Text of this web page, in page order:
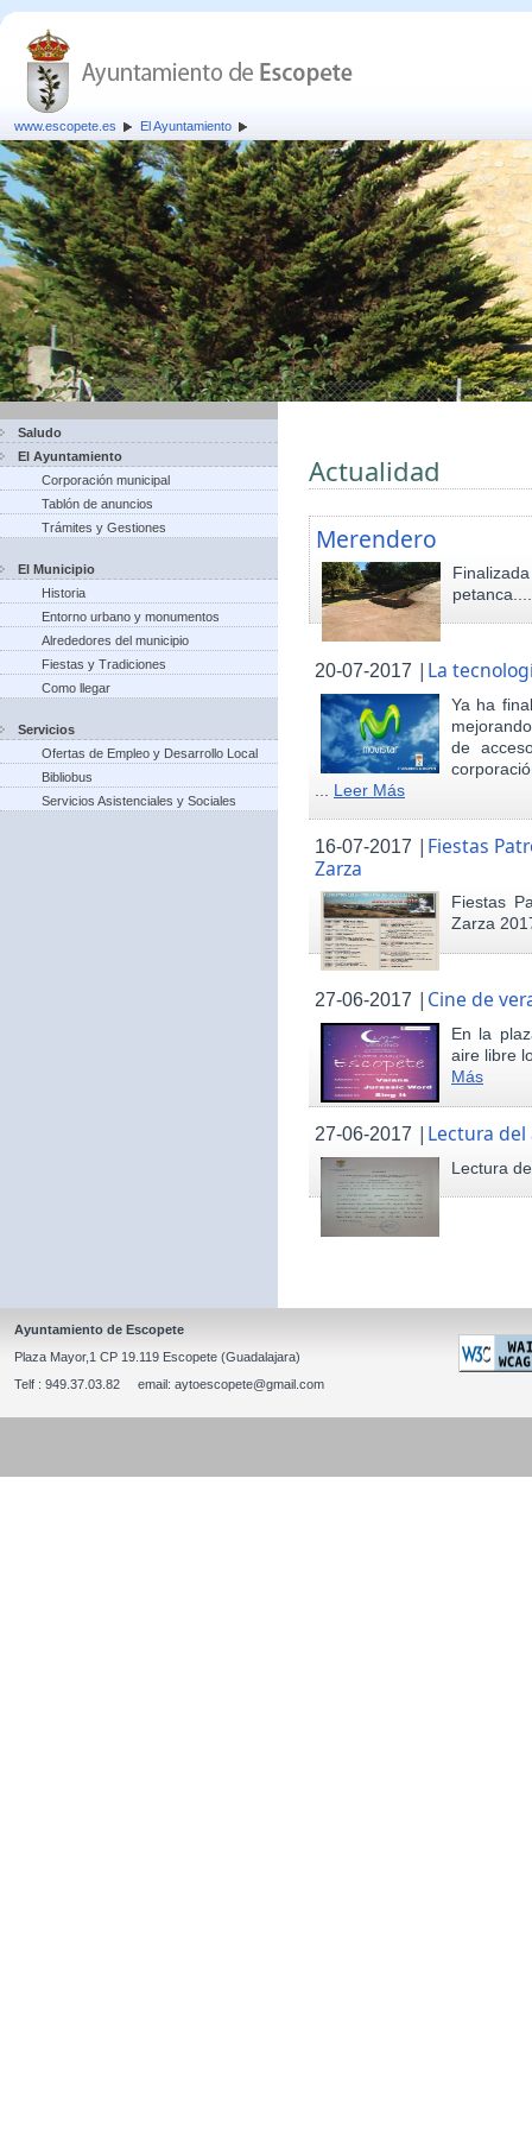
www.escopete.es El Ayuntamiento
Saludo
El Ayuntamiento
Corporación municipal
Tablón de anuncios
Trámites y Gestiones
El Municipio
Historia
Entorno urbano y monumentos
Alrededores del municipio
Fiestas y Tradiciones
Como llegar
Servicios
Ofertas de Empleo y Desarrollo Local
Bibliobus
Servicios Asistenciales y Sociales
Actualidad
Merendero
20-07-2017 | La
Ya ha
de
Leer Más
16-07-2017 | Fiestas
Zarza
Fiestas
Zarza
27-06-2017 | Cine de
En la
aire libre
Más
27-06-2017 | Lectura del
Lectura
Ayuntamiento de Escopete
Plaza Mayor,1 CP 19.119 Escopete (Guadalajara)
Telf : 949.37.03.82 email: aytoescopete@gmail.com